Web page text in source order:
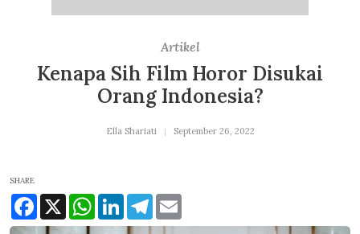
Artikel
Kenapa Sih Film Horor Disukai
Orang Indonesia?
Ella Shariati September 26, 2022
SHARE
Facebook
X WhatsApp
LinkedInTelegram